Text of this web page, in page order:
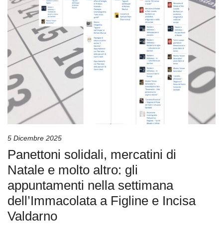
5 Dicembre 2025
Panettoni solidali, mercatini di
Natale e molto altro: gli
appuntamenti nella settimana
dell’Immacolata a Figline e Incisa
Valdarno